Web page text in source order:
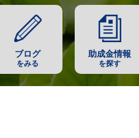
ブログ
をみる
助成金情報
を探す